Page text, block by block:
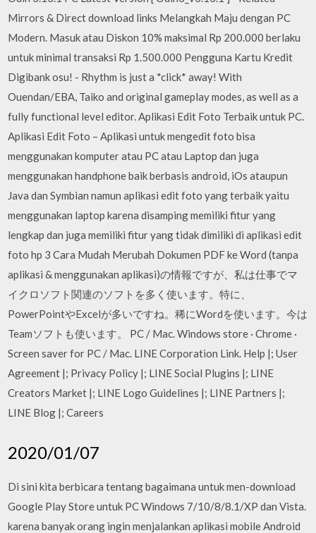
Mirrors & Direct download links Melangkah Maju dengan PC
Modern. Masuk atau Diskon 10% maksimal Rp 200.000 berlaku
untuk minimal transaksi Rp 1.500.000 Pengguna Kartu Kredit
Digibank osu! - Rhythm is just a *click* away! With
Ouendan/EBA, Taiko and original gameplay modes, as well as a
fully functional level editor. Aplikasi Edit Foto Terbaik untuk PC.
Aplikasi Edit Foto – Aplikasi untuk mengedit foto bisa
menggunakan komputer atau PC atau Laptop dan juga
menggunakan handphone baik berbasis android, iOs ataupun
Java dan Symbian namun aplikasi edit foto yang terbaik yaitu
menggunakan laptop karena disamping memiliki fitur yang
lengkap dan juga memiliki fitur yang tidak dimiliki di aplikasi edit
foto hp 3 Cara Mudah Merubah Dokumen PDF ke Word (tanpa
aplikasi & menggunakan aplikasi)の情報ですが、私は仕事でマ
イクロソフト関連のソフトを多く使います。特に、
PowerPointやExcelが多いですね。稀にWordを使います。今は
Teamソフトも使います。 PC / Mac. Windows store · Chrome ·
Screen saver for PC / Mac. LINE Corporation Link. Help |; User
Agreement |; Privacy Policy |; LINE Social Plugins |; LINE
Creators Market |; LINE Logo Guidelines |; LINE Partners |;
LINE Blog |; Careers
2020/01/07
Di sini kita berbicara tentang bagaimana untuk men-download
Google Play Store untuk PC Windows 7/10/8/8.1/XP dan Vista.
karena banyak orang ingin menjalankan aplikasi mobile Android